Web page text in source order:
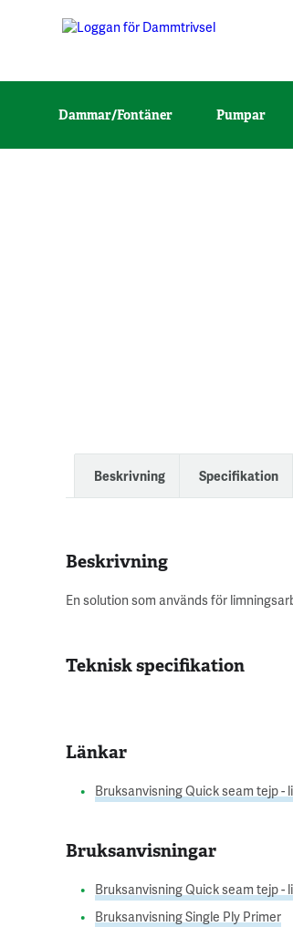
Dammar/Fontäner Pumpar
Beskrivning Specifikation
Beskrivning
En solution som används för
Teknisk specifikation
Länkar
Bruksanvisning Quick seam tejp -
Bruksanvisningar
Bruksanvisning Quick seam tejp -
Bruksanvisning Single Ply Primer